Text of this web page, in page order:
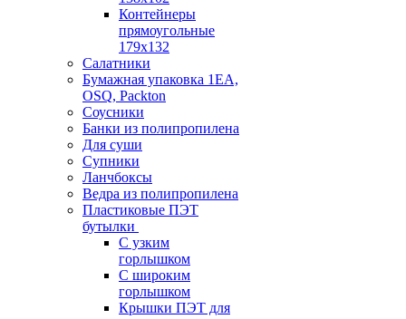
Контейнеры
прямоугольные
179х132
Салатники
Бумажная упаковка 1ЕА,
OSQ, Packton
Соусники
Банки из полипропилена
Для суши
Супники
Ланчбоксы
Ведра из полипропилена
Пластиковые ПЭТ
бутылки
С узким
горлышком
С широким
горлышком
Крышки ПЭТ для